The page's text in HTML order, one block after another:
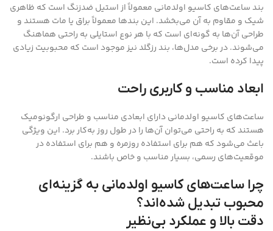
بند ساعت‌های کاسیو اولدمانی معمولاً از استیل ضدزنگ است که ظاهری
شیک و مقاوم به آن می‌بخشد. این بندها معمولاً براق یا مات هستند و
طراحی آن‌ها به گونه‌ای است که با هر نوع استایلی به راحتی هماهنگ
می‌شوند. در برخی مدل‌ها، بند رزگلد نیز موجود است که محبوبیت زیادی
پیدا کرده است.
ابعاد مناسب و کاربری راحت
ساعت‌های کاسیو اولدمانی دارای ابعادی مناسب و طراحی ارگونومیک
هستند که به راحتی می‌توان آن‌ها را در طول روز به‌کار برد. این ویژگی
باعث می‌شود که هم برای استفاده روزمره و هم برای استفاده در
موقعیت‌های رسمی، بسیار مناسب و خاص باشند.
چرا ساعت‌های کاسیو اولدمانی به گزینه‌ای
محبوب تبدیل شده‌اند؟
دقت بالا و عملکرد بی‌نظیر